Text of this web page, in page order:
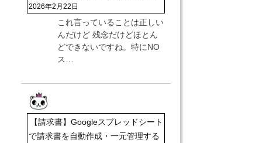
2026年2月22日
これ言っていることは正しい
んだけど 残念だけどほとん
どできないですね。特にNO
ス…
【請求書】Googleスプレッドシート
で請求書を自動作成・一元管理する